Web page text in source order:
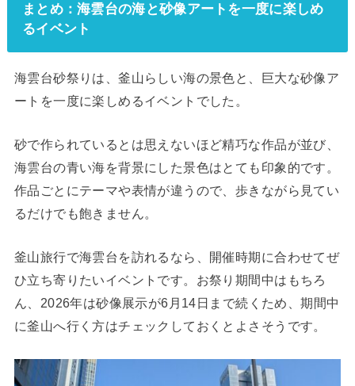
まとめ：海雲台の海と砂像アートを一度に楽しめ
るイベント
海雲台砂祭りは、釜山らしい海の景色と、巨大な砂像ア
ートを一度に楽しめるイベントでした。
砂で作られているとは思えないほど精巧な作品が並び、
海雲台の青い海を背景にした景色はとても印象的です。
作品ごとにテーマや表情が違うので、歩きながら見てい
るだけでも飽きません。
釜山旅行で海雲台を訪れるなら、開催時期に合わせてぜ
ひ立ち寄りたいイベントです。お祭り期間中はもちろ
ん、2026年は砂像展示が6月14日まで続くため、期間中
に釜山へ行く方はチェックしておくとよさそうです。